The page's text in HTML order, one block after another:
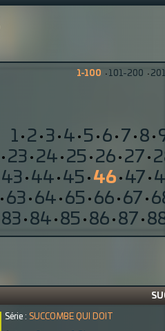
1-100 · 101-200 ·
1 · 2 · 3 · 4 · 5 · 6 · 7 · 8 ·
· 23 · 24 · 25 · 26 · 27 ·
43 · 44 · 45 · 46 · 47 ·
· 63 · 64 · 65 · 66 · 67 ·
83 · 84 · 85 · 86 · 87 ·
Série : SUCCOMBE QUI DOIT